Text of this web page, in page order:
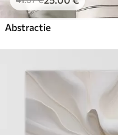
Abstractie